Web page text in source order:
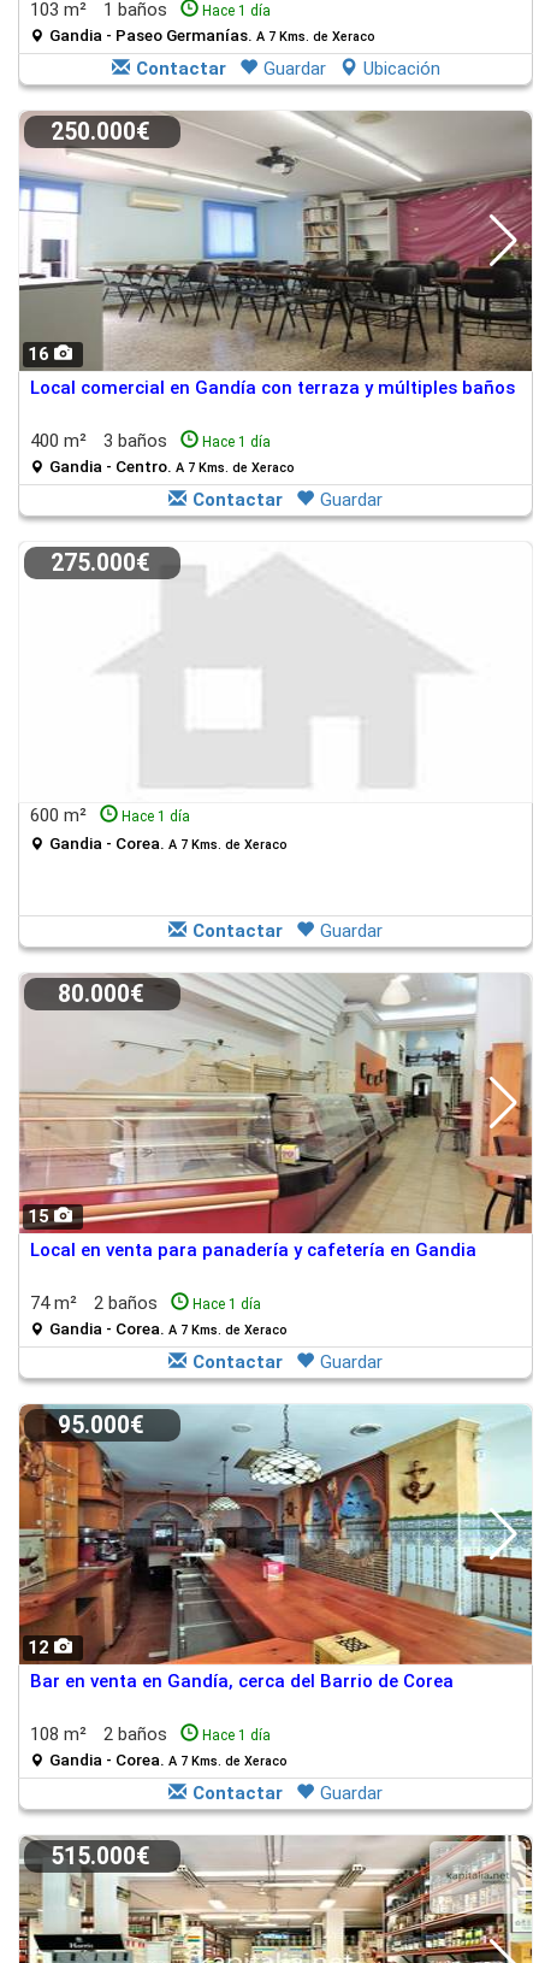
103 m² 1 baños Hace 1 día
Gandia - Paseo Germanías. A 7 Kms. de Xeraco
Contactar Guardar Ubicación
16
250.000€
Local comercial en Gandía con terraza y múltiples baños
400 m² 3 baños Hace 1 día
Gandia - Centro. A 7 Kms. de Xeraco
Contactar Guardar
275.000€
600 m² Hace 1 día
Gandia - Corea. A 7 Kms. de Xeraco
Contactar Guardar
15
80.000€
Local en venta para panadería y cafetería en Gandia
74 m² 2 baños Hace 1 día
Gandia - Corea. A 7 Kms. de Xeraco
Contactar Guardar
12
95.000€
Bar en venta en Gandía, cerca del Barrio de Corea
108 m² 2 baños Hace 1 día
Gandia - Corea. A 7 Kms. de Xeraco
Contactar Guardar
515.000€